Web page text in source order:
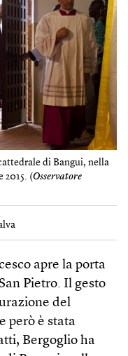
di Bangui, nella
2015. (Osservatore
apre la porta
Pietro. Il gesto
del
però è stata
Bergoglio ha